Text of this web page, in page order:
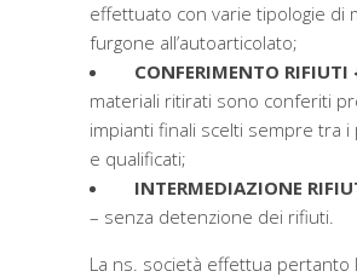
effettuato con varie tipologie di
furgone all’autoarticolato;
CONFERIMENTO RIFIUTI
materiali ritirati sono conferiti
impianti finali scelti sempre tra i
e qualificati;
INTERMEDIAZIONE
– senza detenzione dei rifiuti.
La ns. società effettua pertanto